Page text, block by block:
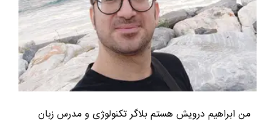
من ابراهیم درویش هستم بلاگر تکنولوژی و مدرس زبان